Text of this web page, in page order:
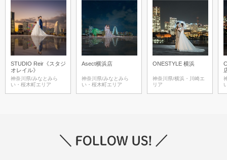
STUDIO Reir《スタジ
オレイル》
神奈川県/みなとみら
い・桜木町エリア
Asect横浜店
神奈川県/みなとみら
い・桜木町エリア
ONESTYLE 横浜
神奈川県/横浜・川崎エ
リア